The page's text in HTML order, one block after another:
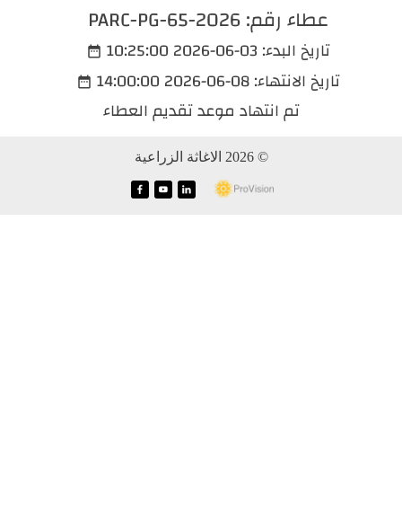
عطاء رقم:PARC-PG-65-2026
تاريخ البدء: 2026-06-03 10:25:00
date_range
تاريخ الانتهاء:2026-06-08 14:00:00
date_range
تم انتهاد موعد تقديم العطاء
© 2026 الاغاثة الزراعية
i
y
f